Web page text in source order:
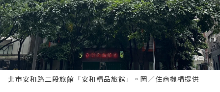
北市安和路二段旅館「安和精品旅館」。圖／住商機構提供